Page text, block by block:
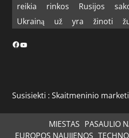
reikia
rinkos Rusijos
Ukrainą
už yra žinoti
Facebook
YouTube
Susisiekti : Skaitmeninio
MIESTAS PASAULIO
EUROPOS NAUJIENOS